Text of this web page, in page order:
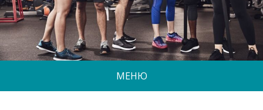
МЕНЮ